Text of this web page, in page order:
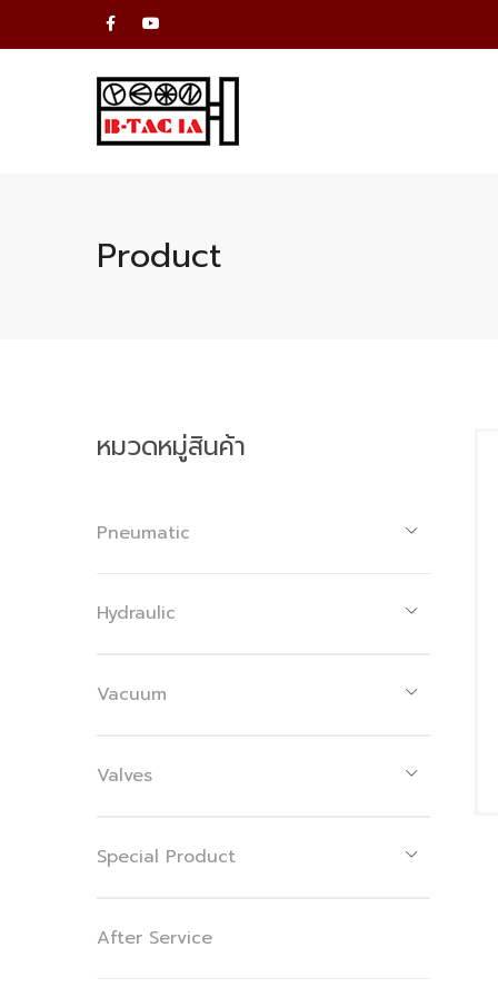
Product
หมวดหมู่สินค้า
Pneumatic
Hydraulic
Vacuum
Valves
Special Product
After Service